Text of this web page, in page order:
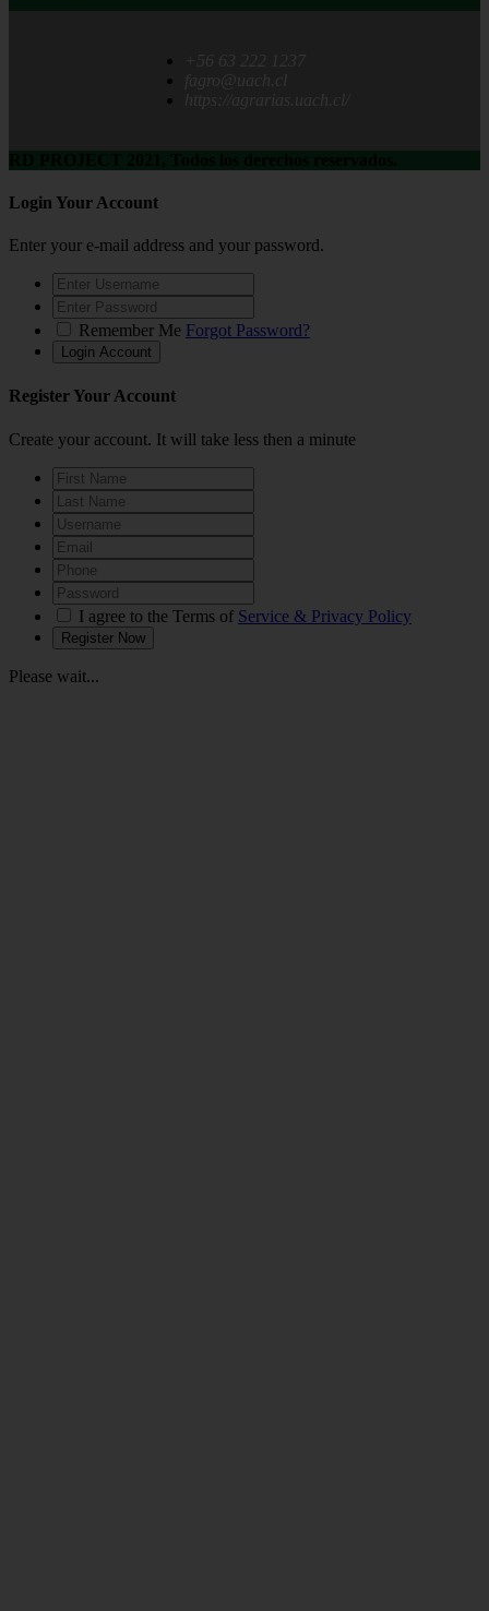
Login Your Account
Enter your e-mail address and your password.
Remember Me Forgot Password?
Register Your Account
Create your account. It will take less then a minute
I agree to the Terms of Service & Privacy Policy
Please wait...